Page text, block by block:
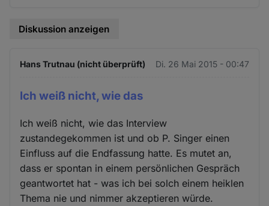
Diskussion anzeigen
Hans Trutnau (nicht überprüft) Di. 26 Mai 2015 - 00:47
Ich weiß nicht, wie das
Ich weiß nicht, wie das Interview
zustandegekommen ist und ob P. Singer einen
Einfluss auf die Endfassung hatte. Es mutet an,
dass er spontan in einem persönlichen Gespräch
geantwortet hat - was ich bei solch einem heiklen
Thema nie und nimmer akzeptieren würde.